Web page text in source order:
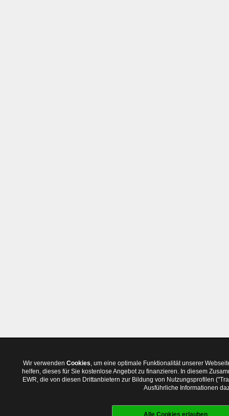
Wir verwenden Cookies, um eine optimale Funktionalität unserer
helfen, dieses für Sie kostenlose Angebot zu finanzieren. In diesem
EWR, die von diesen Drittanbietern zur Bildung von Nutzungsprofilen
Ausführliche Informationen
Alle Cookies erlauben